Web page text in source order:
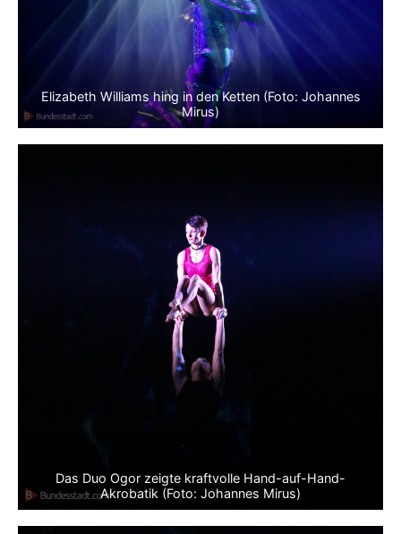
Elizabeth Williams hing in den Ketten (Foto: Johannes
Mirus)
Das Duo Ogor zeigte kraftvolle Hand-auf-Hand-
Akrobatik (Foto: Johannes Mirus)